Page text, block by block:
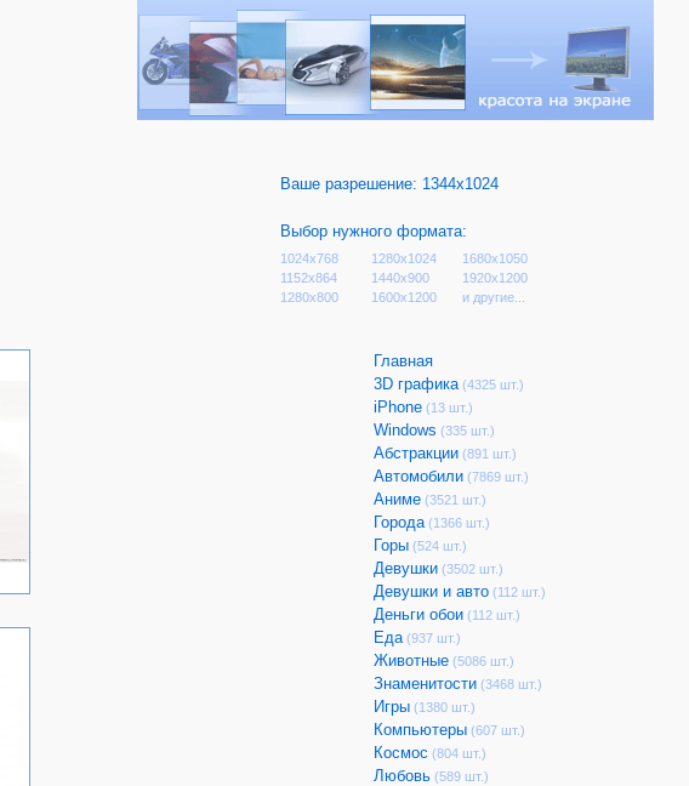
Ваше разрешение: 1344x1024
Выбор нужного формата:
1024x768 1280x1024
1680x1050
1152x864
1440x900
1920x1200
1280x800
1600x1200 и другие...
Главная
3D графика (4325 шт.)
iPhone (13 шт.)
Windows (335 шт.)
Абстракции (891 шт.)
Автомобили (7869 шт.)
Аниме (3521 шт.)
Города (1366 шт.)
Горы (524 шт.)
Девушки (3502 шт.)
Девушки и авто (112 шт.)
Деньги обои (112 шт.)
Еда (937 шт.)
Животные (5086 шт.)
Знаменитости (3468 шт.)
Игры (1380 шт.)
Компьютеры (607 шт.)
Космос (804 шт.)
Любовь (589 шт.)